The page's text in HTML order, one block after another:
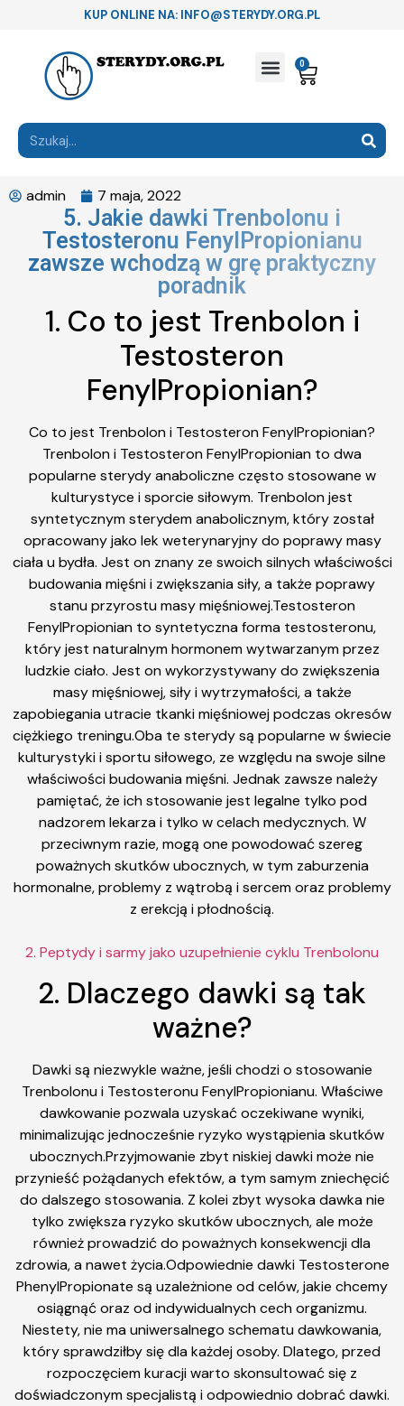
KUP ONLINE NA: INFO@STERYDY.ORG.PL
0
admin 7 maja, 2022
5. Jakie dawki Trenbolonu i
Testosteronu FenylPropionianu
zawsze wchodzą w grę praktyczny
poradnik
1. Co to jest Trenbolon i
Testosteron
FenylPropionian?
Co to jest Trenbolon i Testosteron FenylPropionian?
Trenbolon i Testosteron FenylPropionian to dwa
popularne sterydy anaboliczne często stosowane w
kulturystyce i sporcie siłowym. Trenbolon jest
syntetycznym sterydem anabolicznym, który został
opracowany jako lek weterynaryjny do poprawy masy
ciała u bydła. Jest on znany ze swoich silnych właściwości
budowania mięśni i zwiększania siły, a także poprawy
stanu przyrostu masy mięśniowej.Testosteron
FenylPropionian to syntetyczna forma testosteronu,
który jest naturalnym hormonem wytwarzanym przez
ludzkie ciało. Jest on wykorzystywany do zwiększenia
masy mięśniowej, siły i wytrzymałości, a także
zapobiegania utracie tkanki mięśniowej podczas okresów
ciężkiego treningu.Oba te sterydy są popularne w świecie
kulturystyki i sportu siłowego, ze względu na swoje silne
właściwości budowania mięśni. Jednak zawsze należy
pamiętać, że ich stosowanie jest legalne tylko pod
nadzorem lekarza i tylko w celach medycznych. W
przeciwnym razie, mogą one powodować szereg
poważnych skutków ubocznych, w tym zaburzenia
hormonalne, problemy z wątrobą i sercem oraz problemy
z erekcją i płodnością.
2. Peptydy i sarmy jako uzupełnienie cyklu Trenbolonu
2. Dlaczego dawki są tak
ważne?
Dawki są niezwykle ważne, jeśli chodzi o stosowanie
Trenbolonu i Testosteronu FenylPropionianu. Właściwe
dawkowanie pozwala uzyskać oczekiwane wyniki,
minimalizując jednocześnie ryzyko wystąpienia skutków
ubocznych.Przyjmowanie zbyt niskiej dawki może nie
przynieść pożądanych efektów, a tym samym zniechęcić
do dalszego stosowania. Z kolei zbyt wysoka dawka nie
tylko zwiększa ryzyko skutków ubocznych, ale może
również prowadzić do poważnych konsekwencji dla
zdrowia, a nawet życia.Odpowiednie dawki Testosterone
PhenylPropionate są uzależnione od celów, jakie chcemy
osiągnąć oraz od indywidualnych cech organizmu.
Niestety, nie ma uniwersalnego schematu dawkowania,
który sprawdziłby się dla każdej osoby. Dlatego, przed
rozpoczęciem kuracji warto skonsultować się z
doświadczonym specjalistą i odpowiednio dobrać dawki.